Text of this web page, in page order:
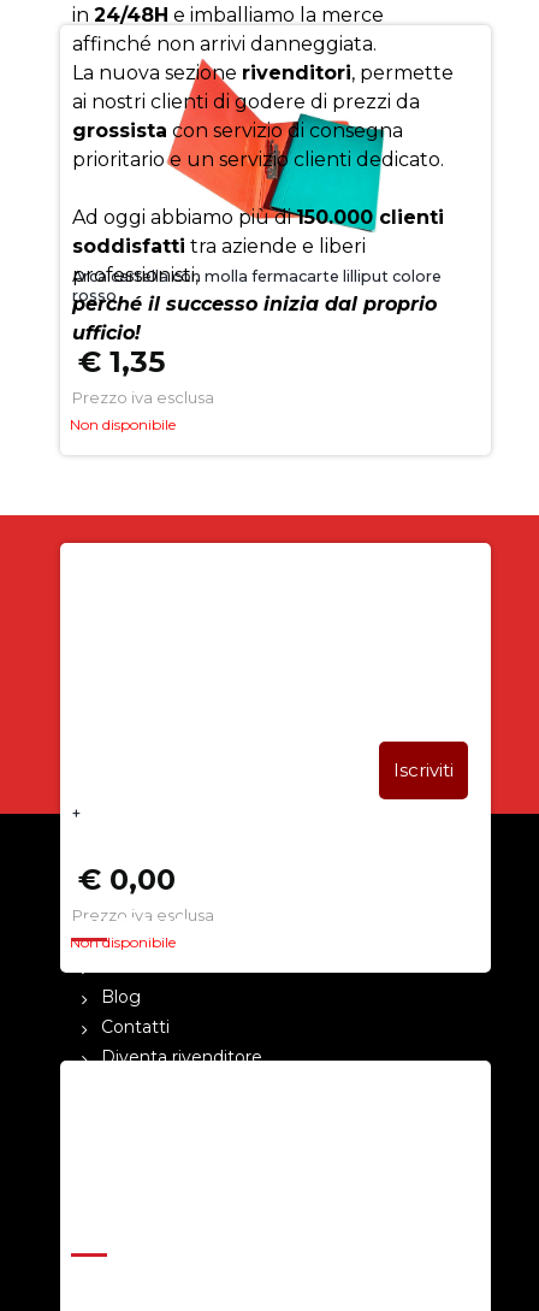
Arca cartella con molla fermacarte lilliput colore
rosso
€ 1,35
Prezzo iva esclusa
Non disponibile
+
€ 0,00
Prezzo iva esclusa
Non disponibile
in 24/48H e imballiamo la merce
affinché non arrivi danneggiata.
La nuova sezione rivenditori, permette
ai nostri clienti di godere di prezzi da
grossista con servizio di consegna
prioritario e un servizio clienti dedicato.
Ad oggi abbiamo più di150.000 clienti
soddisfatti tra aziende e liberi
professionisti,
perché il successo inizia dal proprio
ufficio!
CHI SIAMO
Blog
Contatti
Diventa rivenditore